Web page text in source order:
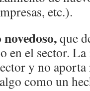
etc.).
que
en el sector.
y no
como un